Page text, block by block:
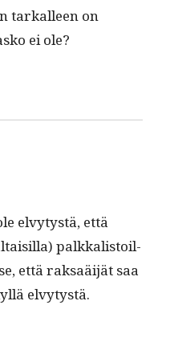
tarkalleen on
ei ole?
elvy­tys­tä, että
palkkalis­toil­
että rak­saäi­jät saa
elvytystä.